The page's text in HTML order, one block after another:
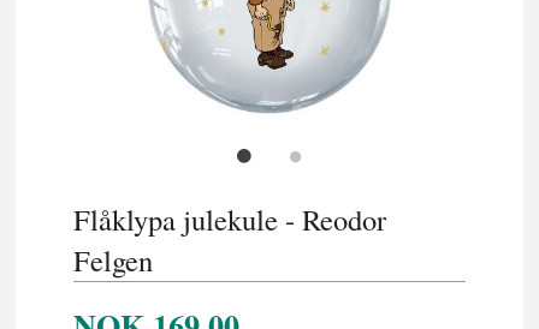
Flåklypa julekule - Reodor
Felgen